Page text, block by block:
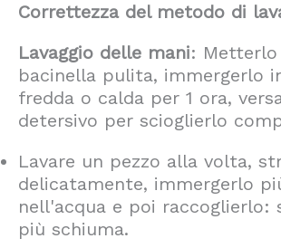
Correttezza del metodo di
Lavaggio delle mani:
bacinella pulita, immergerlo
fredda o calda per 1 ora,
detersivo per scioglierlo
Lavare un pezzo alla volta,
delicatamente, immergerlo
nell'acqua e poi raccoglierlo:
più schiuma.